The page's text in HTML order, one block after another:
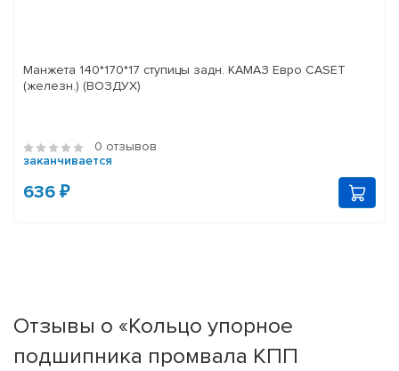
Манжета 140*170*17 ступицы задн. КАМАЗ Евро CASET
(железн.) (ВОЗДУХ)
0 отзывов
заканчивается
636 ₽
Отзывы о «Кольцо упорное
подшипника промвала КПП